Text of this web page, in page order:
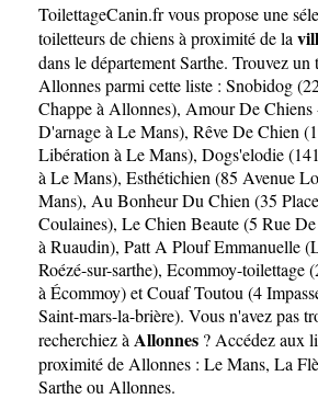
ToilettageCanin.frvous propose une
toiletteurs de chiens à proximité de la
dans le départementSarthe. Trouvez un
Allonnes parmi cette liste : Snobidog
Chappe à Allonnes), Amour De
D'arnage à Le Mans), Rêve De Chien
Libération à Le Mans), Dogs'elodie
à Le Mans), Esthétichien (85 Avenue
Mans), Au Bonheur Du Chien (35
Coulaines), Le Chien Beaute (5 Rue
à Ruaudin), Patt A Plouf Emmanuelle
Roézé-sur-sarthe), Ecommoy-toilettage
à Écommoy)etCouaf Toutou (4
Saint-mars-la-brière). Vous n'avez pas
recherchiez à Allonnes ? Accédez aux
proximité de Allonnes : Le Mans, La
Sartheou Allonnes.